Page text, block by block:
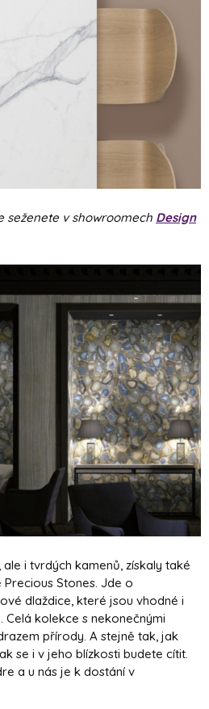
seženete v showroomech Design
i tvrdých kamenů, získaly také
Precious Stones. Jde o
dlaždice, které jsou vhodné i
kolekce s nekonečnými
přírody. A stejně tak, jak
se i v jeho blízkosti budete cítit.
a u nás je k dostání v